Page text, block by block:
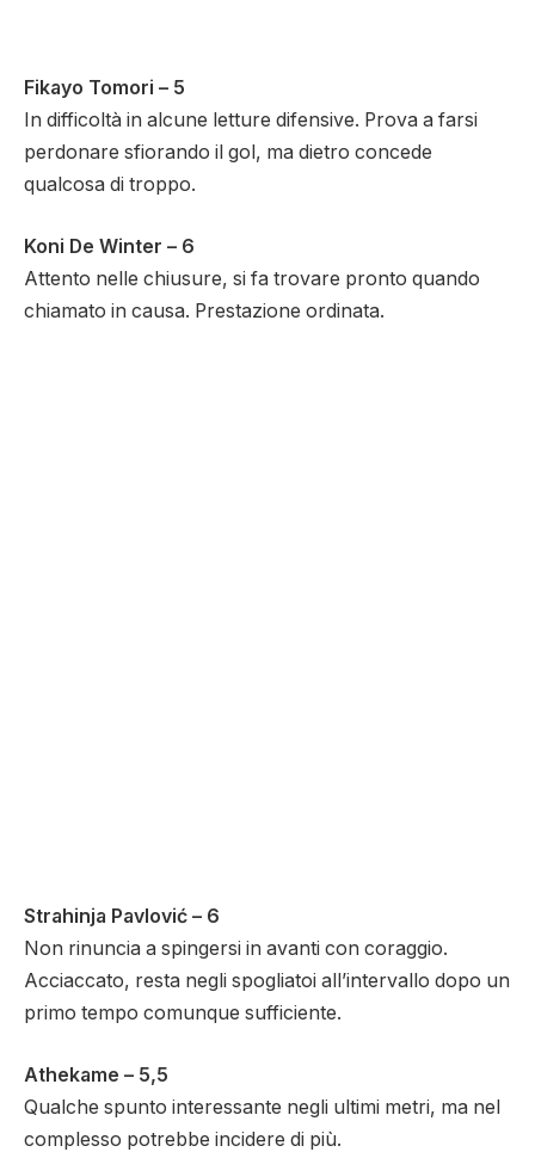
Fikayo Tomori – 5
In difficoltà in alcune letture difensive. Prova a farsi
perdonare sfiorando il gol, ma dietro concede
qualcosa di troppo.
Koni De Winter – 6
Attento nelle chiusure, si fa trovare pronto quando
chiamato in causa. Prestazione ordinata.
Strahinja Pavlović – 6
Non rinuncia a spingersi in avanti con coraggio.
Acciaccato, resta negli spogliatoi all’intervallo dopo un
primo tempo comunque sufficiente.
Athekame – 5,5
Qualche spunto interessante negli ultimi metri, ma nel
complesso potrebbe incidere di più.